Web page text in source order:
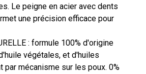
Le peigne en acier avec dents
une précision efficace pour
: formule 100% d'origine
végétales, et d'huiles
mécanisme sur les poux. 0%